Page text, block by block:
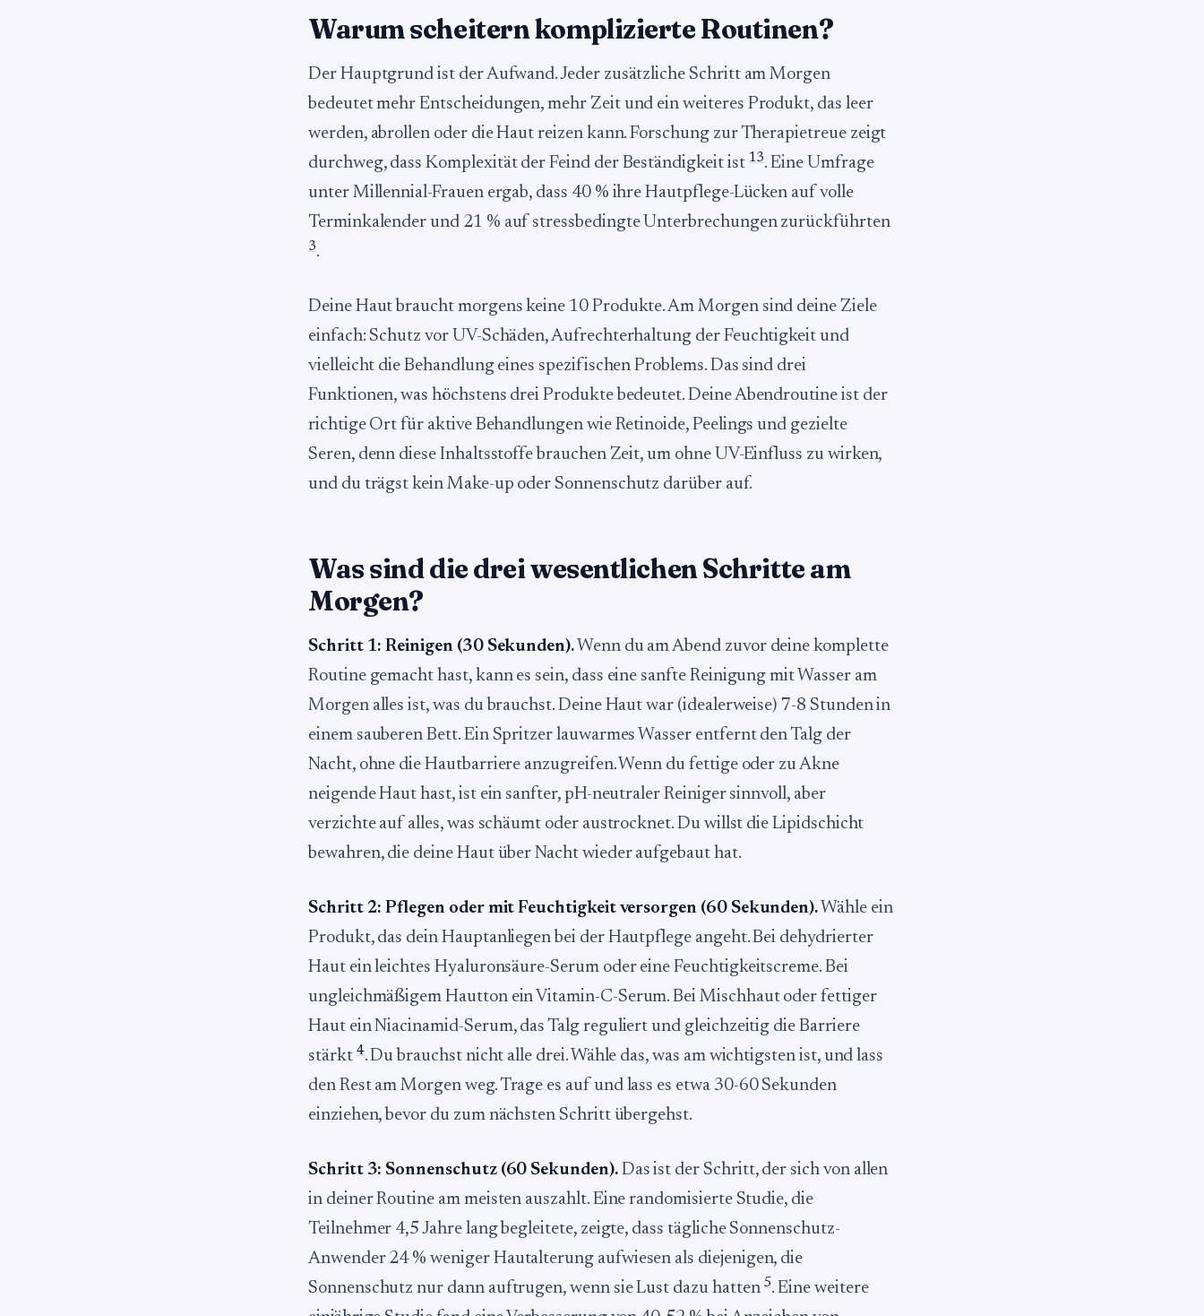
Warum scheitern komplizierte Routinen?
Der Hauptgrund ist der Aufwand. Jeder zusätzliche Schritt am Morgen
bedeutet mehr Entscheidungen, mehr Zeit und ein weiteres Produkt, das leer
werden, abrollen oder die Haut reizen kann. Forschung zur Therapietreue zeigt
durchweg, dass Komplexität der Feind der Beständigkeit ist 13. Eine Umfrage
unter Millennial-Frauen ergab, dass 40 % ihre Hautpflege-Lücken auf volle
Terminkalender und 21 % auf stressbedingte Unterbrechungen zurückführten
3.
Deine Haut braucht morgens keine 10 Produkte. Am Morgen sind deine Ziele
einfach: Schutz vor UV-Schäden, Aufrechterhaltung der Feuchtigkeit und
vielleicht die Behandlung eines spezifischen Problems. Das sind drei
Funktionen, was höchstens drei Produkte bedeutet. Deine Abendroutine ist der
richtige Ort für aktive Behandlungen wie Retinoide, Peelings und gezielte
Seren, denn diese Inhaltsstoffe brauchen Zeit, um ohne UV-Einfluss zu wirken,
und du trägst kein Make-up oder Sonnenschutz darüber auf.
Was sind die drei wesentlichen Schritte am
Morgen?
Schritt 1: Reinigen (30 Sekunden).Wenn du am Abend zuvor deine komplette
Routine gemacht hast, kann es sein, dass eine sanfte Reinigung mit Wasser am
Morgen alles ist, was du brauchst. Deine Haut war (idealerweise) 7-8 Stunden in
einem sauberen Bett. Ein Spritzer lauwarmes Wasser entfernt den Talg der
Nacht, ohne die Hautbarriere anzugreifen. Wenn du fettige oder zu Akne
neigende Haut hast, ist ein sanfter, pH-neutraler Reiniger sinnvoll, aber
verzichte auf alles, was schäumt oder austrocknet. Du willst die Lipidschicht
bewahren, die deine Haut über Nacht wieder aufgebaut hat.
Schritt 2: Pflegen oder mit Feuchtigkeit versorgen (60 Sekunden). Wähle ein
Produkt, das dein Hauptanliegen bei der Hautpflege angeht. Bei dehydrierter
Haut ein leichtes Hyaluronsäure-Serum oder eine Feuchtigkeitscreme. Bei
ungleichmäßigem Hautton ein Vitamin-C-Serum. Bei Mischhaut oder fettiger
Haut ein Niacinamid-Serum, das Talg reguliert und gleichzeitig die Barriere
stärkt 4. Du brauchst nicht alle drei. Wähle das, was am wichtigsten ist, und lass
den Rest am Morgen weg. Trage es auf und lass es etwa 30-60 Sekunden
einziehen, bevor du zum nächsten Schritt übergehst.
Schritt 3: Sonnenschutz (60 Sekunden).Das ist der Schritt, der sich von allen
in deiner Routine am meisten auszahlt. Eine randomisierte Studie, die
Teilnehmer 4,5 Jahre lang begleitete, zeigte, dass tägliche Sonnenschutz-
Anwender 24 % weniger Hautalterung aufwiesen als diejenigen, die
Sonnenschutz nur dann auftrugen, wenn sie Lust dazu hatten 5. Eine weitere